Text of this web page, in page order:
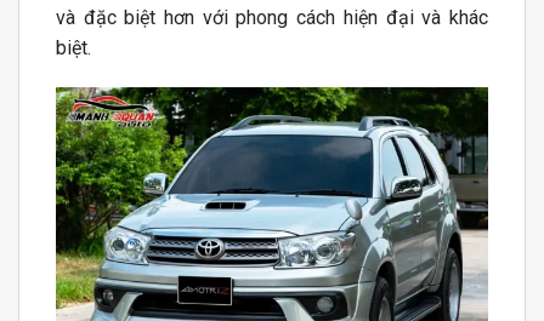
và đặc biệt hơn với phong cách hiện đại và khác
biệt.